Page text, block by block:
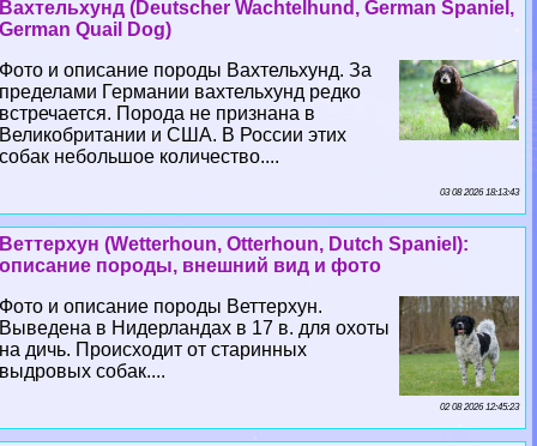
Вахтельхунд (Deutscher Wachtelhund, German Spaniel,
German Quail Dog)
Фото и описание породы Вахтельхунд. За
пределами Германии вахтельхунд редко
встречается. Порода не признана в
Великобритании и США. В России этих
собак небольшое количество....
03 08 2026 18:13:43
Веттерхун (Wetterhoun, Otterhoun, Dutch Spaniel):
описание породы, внешний вид и фото
Фото и описание породы Веттерхун.
Выведена в Нидерландах в 17 в. для охоты
на дичь. Происходит от старинных
выдровых собак....
02 08 2026 12:45:23